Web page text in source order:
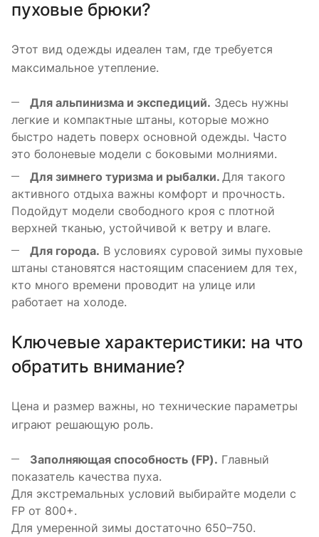
пуховые брюки?
Этот вид одежды идеален там, где требуется
максимальное утепление.
Для альпинизма и экспедиций. Здесь нужны
легкие и компактные штаны, которые можно
быстро надеть поверх основной одежды. Часто
это болоневые модели с боковыми молниями.
Для зимнего туризма и рыбалки. Для такого
активного отдыха важны комфорт и прочность.
Подойдут модели свободного кроя с плотной
верхней тканью, устойчивой к ветру и влаге.
Для города. В условиях суровой зимы пуховые
штаны становятся настоящим спасением для тех,
кто много времени проводит на улице или
работает на холоде.
Ключевые характеристики: на что
обратить внимание?
Цена и размер важны, но технические параметры
играют решающую роль.
Заполняющая способность (FP). Главный
показатель качества пуха.
Для экстремальных условий выбирайте модели с
FP от 800+.
Для умеренной зимы достаточно 650–750.